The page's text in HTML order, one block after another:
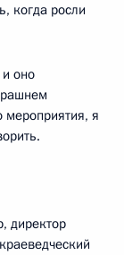
когда росли
и оно
мероприятия, я
директор